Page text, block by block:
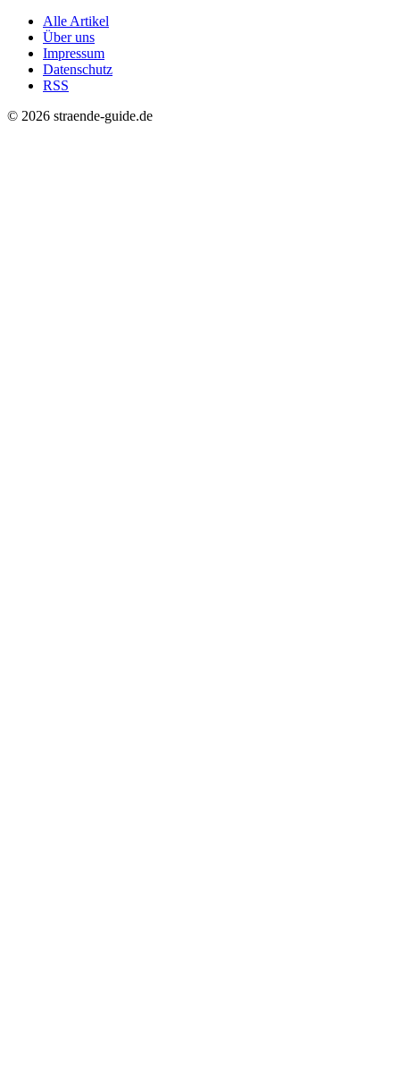
Alle Artikel
Über uns
Impressum
Datenschutz
RSS
© 2026 straende-guide.de